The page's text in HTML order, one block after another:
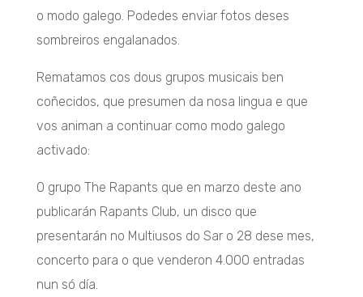
o modo galego. Podedes enviar fotos deses
sombreiros engalanados.
Rematamos cos dous grupos musicais ben
coñecidos, que presumen da nosa lingua e que
vos animan a continuar como modo galego
activado:
O grupo The Rapants que en marzo deste ano
publicarán Rapants Club, un disco que
presentarán no Multiusos do Sar o 28 dese mes,
concerto para o que venderon 4.000 entradas
nun só día.